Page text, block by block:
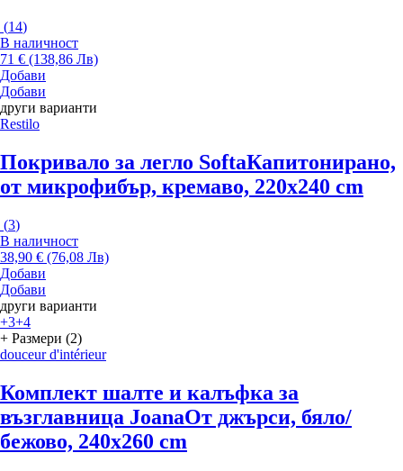
(14)
В наличност
71 € (138,86 Лв)
Добави
Добави
други варианти
Restilo
Покривало за легло SoftaКапитонирано,
от микрофибър, кремаво, 220x240 cm
(3)
В наличност
38,90 € (76,08 Лв)
Добави
Добави
други варианти
+3+4
+ Размери (2)
douceur d'intérieur
Комплект шалте и калъфка за
възглавница JoanaОт джърси, бяло/
бежово, 240x260 cm